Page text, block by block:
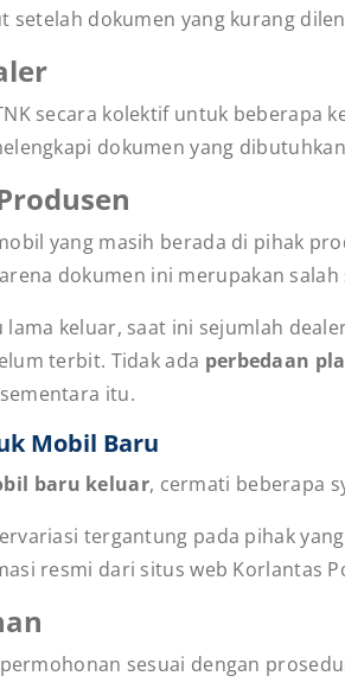
dokumen yang kurang
secara kolektif untuk beberapa
dokumen yang
yang masih berada di pihak
dokumen ini merupakan
keluar, saat ini sejumlah
terbit. Tidak ada perbedaan
itu.
Mobil Baru
baru keluar, cermati beberapa
tergantung pada pihak
resmi dari situs web Korlantas
sesuai dengan